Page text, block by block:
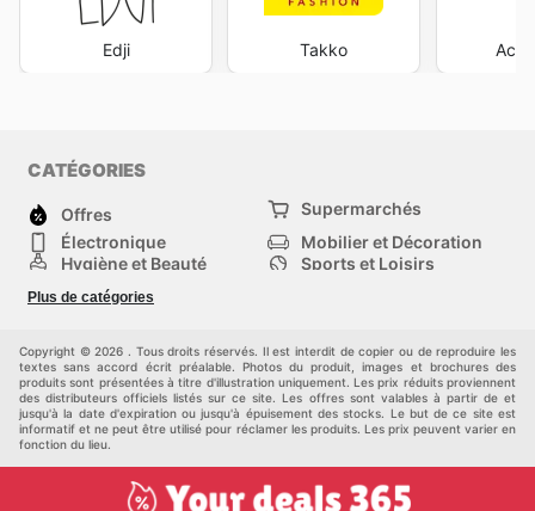
Edji Takko
CATÉGORIES
Offres
Supermarchés
Électronique
Mobilier et Décoration
Hygiène et Beauté
Sports et Loisirs
Mode
Animalerie
maison
Plus de catégories
Copyright © 2026 . Tous droits réservés. Il est interdit de copier ou de reproduire les
textes sans accord écrit préalable. Photos du produit, images et brochures des
produits sont présentées à titre d'illustration uniquement. Les prix réduits proviennent
des distributeurs officiels listés sur ce site. Les offres sont valables à partir de et
jusqu'à la date d'expiration ou jusqu'à épuisement des stocks. Le but de ce site est
informatif et ne peut être utilisé pour réclamer les produits. Les prix peuvent varier en
fonction du lieu.